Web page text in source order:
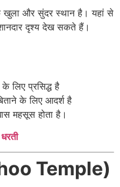
खुला और सुंदर स्थान है। यहां से
दृश्य देख सकते हैं।
लिए प्रसिद्ध है
के लिए आदर्श है
महसूस होता है।
Temple)